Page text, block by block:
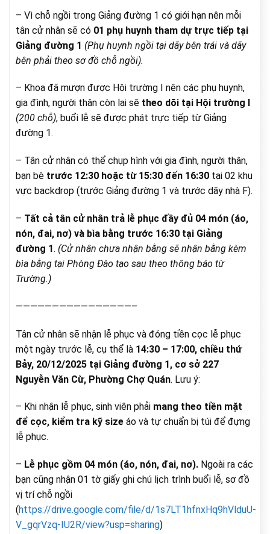
– Vì chỗ ngồi trong Giảng đường 1 có giới hạn nên mỗi
tân cử nhân sẽ có 01 phụ huynh tham dự trực tiếp tại
Giảng đường 1 (Phụ huynh ngồi tại dãy bên trái và dãy
bên phải theo sơ đồ chỗ ngồi).
– Khoa đã mượn được Hội trường I nên các phụ huynh,
gia đình, người thân còn lại sẽ theo dõi tại Hội trường I
(200 chỗ), buổi lễ sẽ được phát trực tiếp từ Giảng
đường 1.
– Tân cử nhân có thể chụp hình với gia đình, người thân,
bạn bè trước 12:30 hoặc từ 15:30 đến 16:30 tại 02 khu
vực backdrop (trước Giảng đường 1 và trước dãy nhà F).
– Tất cả tân cử nhân trả lễ phục đầy đủ 04 món (áo,
nón, đai, nơ) và bìa bằng trước 16:30 tại Giảng
đường 1. (Cử nhân chưa nhận bằng sẽ nhận bằng kèm
bìa bằng tại Phòng Đào tạo sau theo thông báo từ
Trường.)
————————————————–
Tân cử nhân sẽ nhận lễ phục và đóng tiền cọc lễ phục
một ngày trước lễ, cụ thể là 14:30 – 17:00, chiều thứ
Bảy, 20/12/2025 tại Giảng đường 1, cơ sở 227
Nguyễn Văn Cừ, Phường Chợ Quán. Lưu ý:
– Khi nhận lễ phục, sinh viên phải mang theo tiền mặt
để cọc, kiểm tra kỹ size áo và tự chuẩn bị túi để đựng
lễ phục.
– Lễ phục gồm 04 món (áo, nón, đai, nơ). Ngoài ra các
bạn cũng nhận 01 tờ giấy ghi chú lịch trình buổi lễ, sơ đồ
vị trí chỗ ngồi
(https://drive.google.com/file/d/1s7LT1hfnxHq9hVlduU-
V_gqrVzq-IU2R/view?usp=sharing)